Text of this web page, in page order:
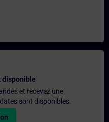
disponible
et recevez une
sont disponibles.